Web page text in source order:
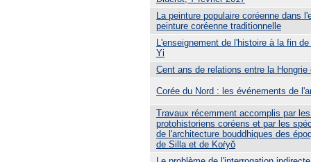
La peinture populaire coréenne dans
peinture coréenne traditionnelle
L'enseignement de l'histoire à la fin
Yi
Cent ans de relations entre la Hongrie
Corée du Nord : les événements de
Travaux récemment accomplis par
protohistoriens coréens et par les
de l'architecture bouddhiques des
de Silla et de Koṙyŏ